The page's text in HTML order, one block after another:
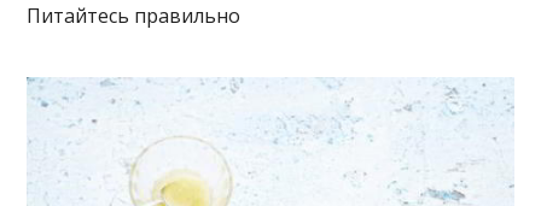
Питайтесь правильно